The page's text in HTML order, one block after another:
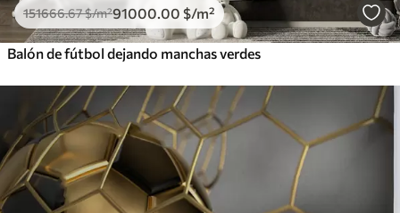
151666.67$/m²91000 .00 $/m²
Balón de fútbol dejando manchas verdes